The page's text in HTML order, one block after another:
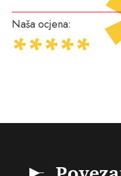
Naša ocjena: